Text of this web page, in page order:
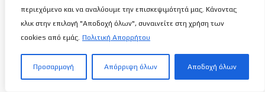
περιεχόμενο και να αναλύουμε την επισκεψιμότητά μας. Κάνοντας
κλικ στην επιλογή "Αποδοχή όλων", συναινείτε στη χρήση των
cookies από εμάς. Πολιτική Απορρήτου
Προσαρμογή Απόρριψη όλων Αποδοχή όλων
Κανένα μα κανένα κείμενο σε αυτήν την ιστοσελίδα, δεν
θα είναιανώνυμο!
καλαθόσφαιρα | ιστορία | πνεύμα | πολιτεία